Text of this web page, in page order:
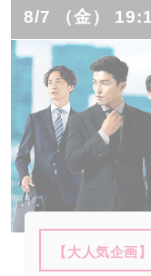
8/7 （金）
【大人気企画